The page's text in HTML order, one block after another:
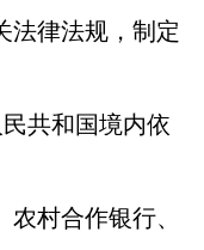
法律法规，制定
共和国境内依
农村合作银行、